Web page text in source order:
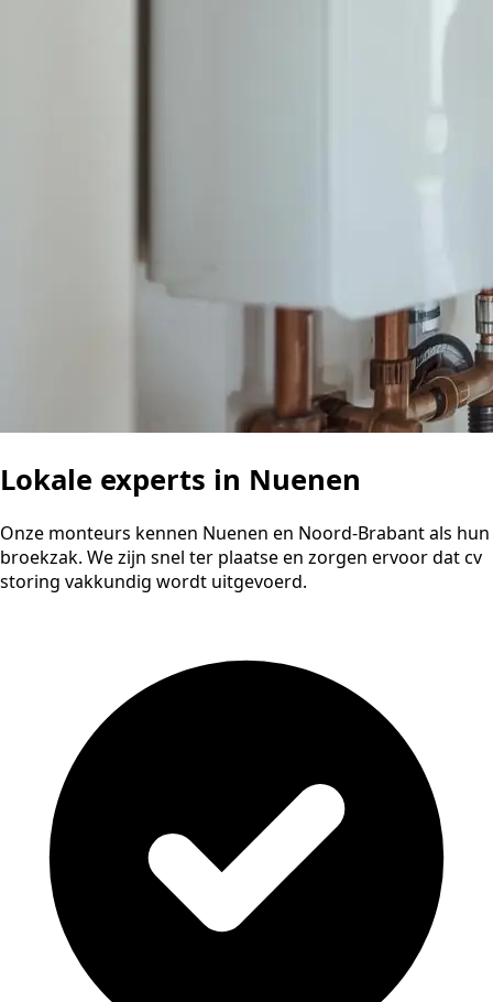
Lokale experts in Nuenen
Onze monteurs kennen Nuenen en Noord-Brabant als hun
broekzak. We zijn snel ter plaatse en zorgen ervoor dat cv
storing vakkundig wordt uitgevoerd.